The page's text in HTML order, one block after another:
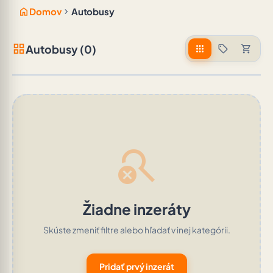
home Domov chevron_right Autobusy
grid_viewAutobusy (0) apps sell shopping_cart
search_off
Žiadne inzeráty
Skúste zmeniť filtre alebo hľadať v inej kategórii.
Pridať prvý inzerát